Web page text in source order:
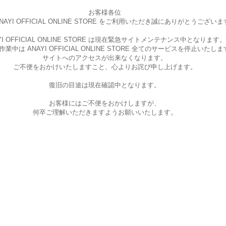
お客様各位
OFFICIAL ONLINE STORE をご利用いただき誠にありがとうございま
OFFICIAL ONLINE STORE は現在緊急サイトメンテナンス中となります。
業中は ANAYI OFFICIAL ONLINE STORE 全てのサービスを停止いたしま
サイトへのアクセスが出来なくなります。
ご不便をおかけいたしますこと、 心よりお詫び申し上げます。
復旧の目途は現在確認中となります。
お客様にはご不便をおかけしますが、
何卒ご理解いただきますようお願いいたします。